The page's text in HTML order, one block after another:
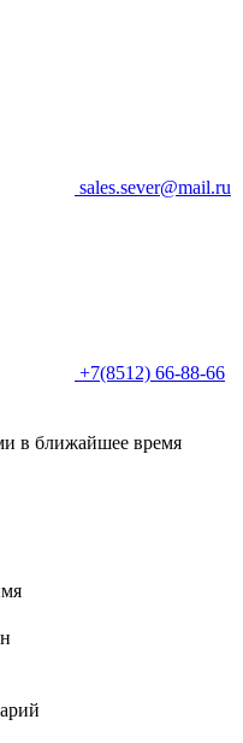
sales.sever@mail.ru
+7(8512) 66-88-66
в ближайшее время